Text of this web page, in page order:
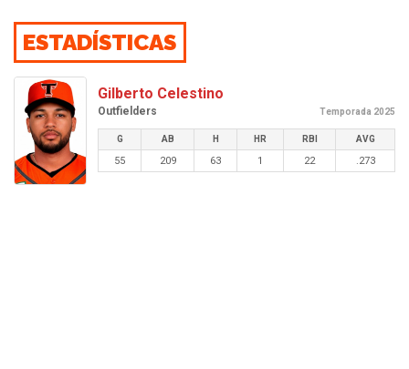
ESTADÍSTICAS
Gilberto Celestino
Outfielders Temporada 2025
G AB H HR RBI AVG
55 209 63 1 22 .273